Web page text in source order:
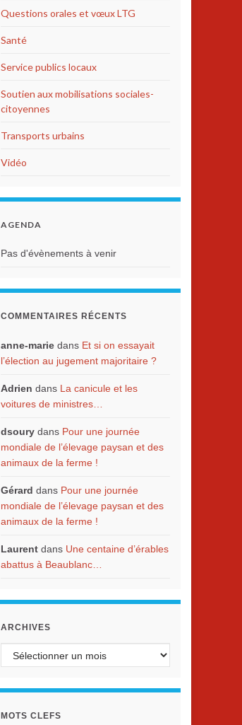
Questions orales et vœux LTG
Santé
Service publics locaux
Soutien aux mobilisations sociales-
citoyennes
Transports urbains
Vidéo
AGENDA
Pas d'évènements à venir
COMMENTAIRES RÉCENTS
anne-marie dans Et si on essayait
l’élection au jugement majoritaire ?
Adrien dans La canicule et les
voitures de ministres…
dsoury dans Pour une journée
mondiale de l’élevage paysan et des
animaux de la ferme !
Gérard dans Pour une journée
mondiale de l’élevage paysan et des
animaux de la ferme !
Laurent dans Une centaine d’érables
abattus à Beaublanc…
ARCHIVES
Archives
MOTS CLEFS